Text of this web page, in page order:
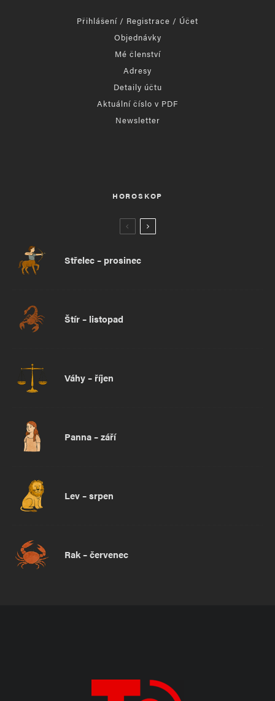
Přihlášení / Registrace / Účet
Objednávky
Mé členství
Adresy
Detaily účtu
Aktuální číslo v PDF
Newsletter
HOROSKOP
Střelec – prosinec
Štír – listopad
Váhy – říjen
Panna – září
Lev – srpen
Rak – červenec